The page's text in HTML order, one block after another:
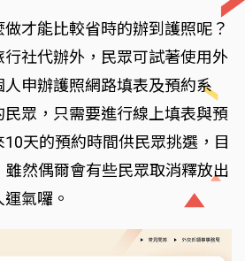
才能比較省時的辦到護照呢？
社代辦外，民眾可試著使用外
申辦護照網路填表及預約系
眾，只需要進行線上填表與預
天的預約時間供民眾挑選，目
然偶爾會有些民眾取消釋放出
氣囉。